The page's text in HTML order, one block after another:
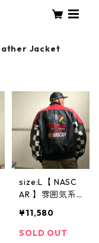
Jacket
size:L【 NASC
AR 】雰囲気系
カー レーシン
グ レザージャ
¥11,580
SOLD OUT